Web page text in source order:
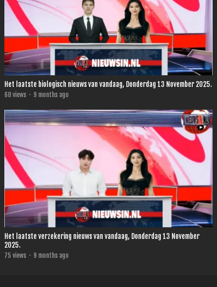
Het laatste biologisch nieuws van vandaag, Donderdag 13 November 2025.
68views · 9 months ago
Het laatste verzekering nieuws van vandaag, Donderdag 13 November
2025.
75 views · 9 months ago